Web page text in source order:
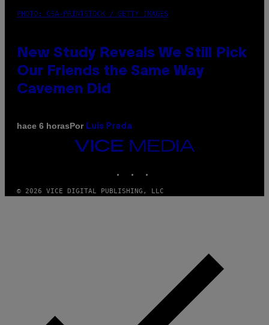
PHOTO: CSA-PRINTSTOCK / GETTY IMAGES
New Study Reveals We Still Pick
Our Friends the Same Way
Cavemen Did
hace 6 horasPor Luis Prada
VICE
MEDIA
© 2026 VICE DIGITAL PUBLISHING, LLC